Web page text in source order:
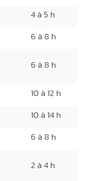
4 à 5 h
6 à 8 h
6 à 8 h
10 à 12 h
10 à 14 h
6 à 8 h
2 à 4 h